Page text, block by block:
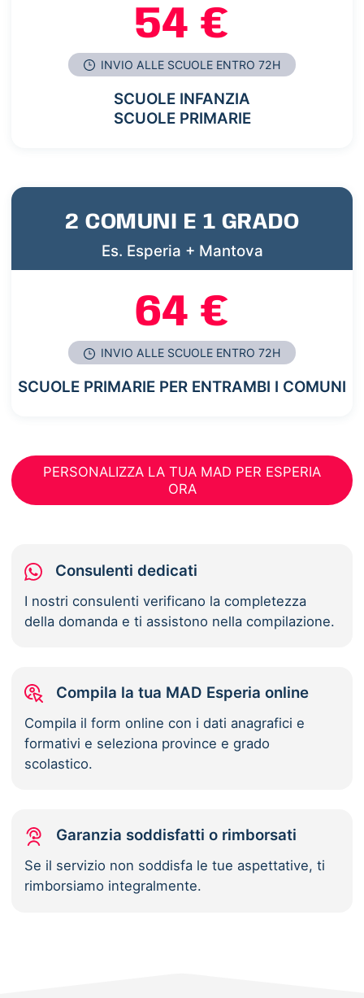
54 €
INVIO ALLE SCUOLE ENTRO 72H
SCUOLE INFANZIA
SCUOLE PRIMARIE
2 COMUNI E 1 GRADO
Es. Esperia + Mantova
64 €
INVIO ALLE SCUOLE ENTRO 72H
SCUOLE PRIMARIE PER ENTRAMBI I COMUNI
PERSONALIZZA LA TUA MAD PER ESPERIA
ORA
Consulenti dedicati
I nostri consulenti verificano la completezza
della domanda e ti assistono nella compilazione.
Compila la tua MAD Esperia online
Compila il form online con i dati anagrafici e
formativi e seleziona province e grado
scolastico.
Garanzia soddisfatti o rimborsati
Se il servizio non soddisfa le tue aspettative, ti
rimborsiamo integralmente.